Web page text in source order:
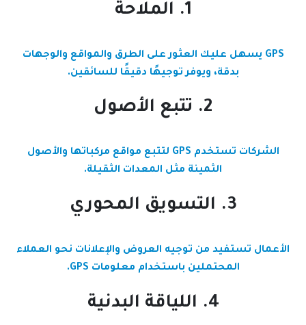
1. الملاحة
GPS يسهل عليك العثور على الطرق والمواقع والوجهات
بدقة، ويوفر توجيهًا دقيقًا للسائقين.
2. تتبع الأصول
الشركات تستخدم GPS لتتبع مواقع مركباتها والأصول
الثمينة مثل المعدات الثقيلة.
3. التسويق المحوري
الأعمال تستفيد من توجيه العروض والإعلانات نحو العملاء
المحتملين باستخدام معلومات GPS.
4. اللياقة البدنية